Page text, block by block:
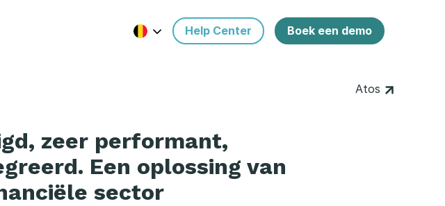
Help Center Boek een demo
Atos
zeer performant,
Een oplossing van
sector